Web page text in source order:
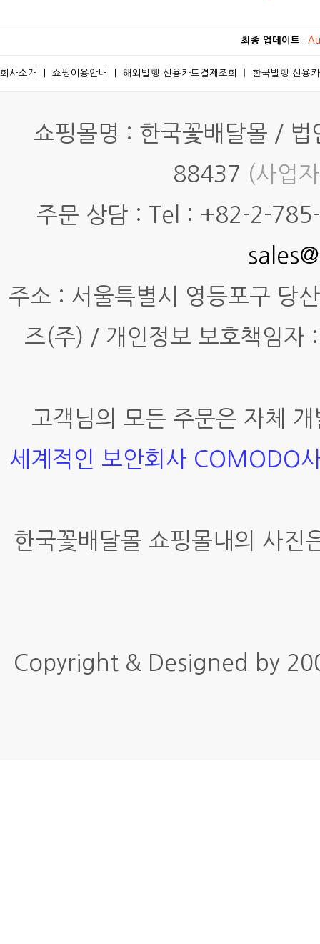
최종 업데이트 :
회사소개 쇼핑이용안내 해외발행 신용카드결제조회 한국발행 신용
쇼핑몰명 : 한국꽃배달몰 /
88437 (사업
주문 상담 : Tel : +82-2-
주소 : 서울특별시 영등포구 당
즈(주) / 개인정보 보호책임
고객님의 모든 주문은 자체
세계적인 보안회사 COMODO
한국꽃배달몰 쇼핑몰내의 사진
Copyright & Designed by